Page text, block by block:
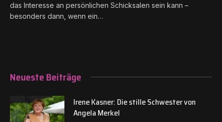
das Interesse an persönlichen Schicksalen sein kann –
besonders dann, wenn ein…
Neueste Beiträge
Irene Kasner: Die stille Schwester von
Angela Merkel